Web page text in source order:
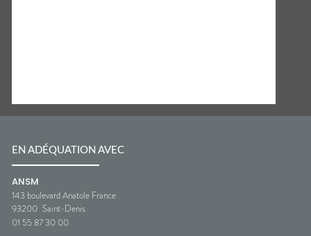
EN ADÉQUATION AVEC
ANSM
143 boulevard Anatole France
93200 Saint-Denis
01 55 87 30 00